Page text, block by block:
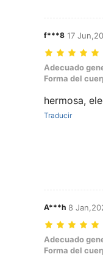
f***8 17
Adecuado
Adecuado
Forma del
hermosa,
Traducir
A***h 8
Adecuado
Adecuado
Forma del